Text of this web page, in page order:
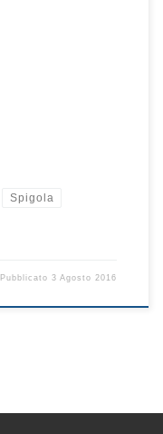
Spigola
Pubblicato3 Agosto 2016